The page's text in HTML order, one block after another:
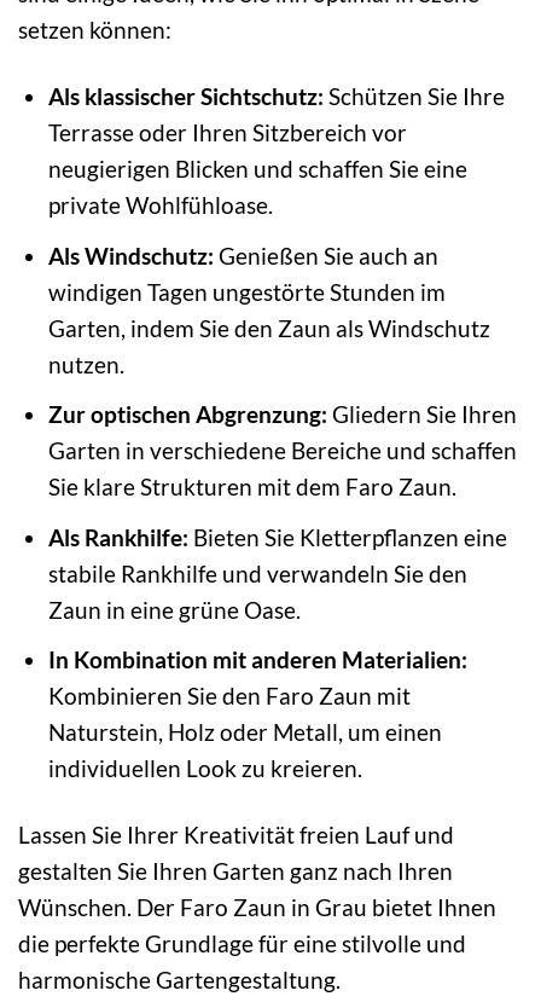
setzen können:
Als klassischer Sichtschutz: Schützen Sie Ihre
Terrasse oder Ihren Sitzbereich vor
neugierigen Blicken und schaffen Sie eine
private Wohlfühloase.
Als Windschutz: Genießen Sie auch an
windigen Tagen ungestörte Stunden im
Garten, indem Sie den Zaun als Windschutz
nutzen.
Zur optischen Abgrenzung: Gliedern Sie Ihren
Garten in verschiedene Bereiche und schaffen
Sie klare Strukturen mit dem Faro Zaun.
Als Rankhilfe: Bieten Sie Kletterpflanzen eine
stabile Rankhilfe und verwandeln Sie den
Zaun in eine grüne Oase.
In Kombination mit anderen Materialien:
Kombinieren Sie den Faro Zaun mit
Naturstein, Holz oder Metall, um einen
individuellen Look zu kreieren.
Lassen Sie Ihrer Kreativität freien Lauf und
gestalten Sie Ihren Garten ganz nach Ihren
Wünschen. Der Faro Zaun in Grau bietet Ihnen
die perfekte Grundlage für eine stilvolle und
harmonische Gartengestaltung.